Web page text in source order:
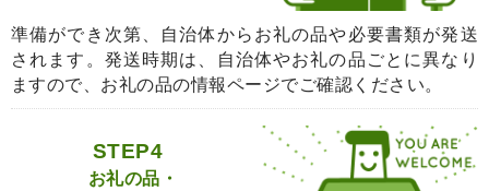
準備ができ次第、自治体からお礼の品や必要書類が発送
されます。発送時期は、自治体やお礼の品ごとに異なり
ますので、お礼の品の情報ページでご確認ください。
STEP4
お礼の品・